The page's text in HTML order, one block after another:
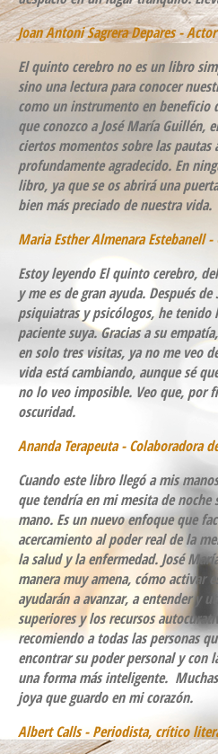
Joan Antoni Sagrera Depares - Actor
El quinto cerebro no es un libro
sino una lectura para conocer
como un instrumento en beneficio
que conozco a José María Guillén,
ciertos momentos sobre las
profundamente agradecido. En
libro, ya que se os abrirá una
bien más preciado de nuestra vida.
Maria Esther Almenara Estebanell -
Estoy leyendo El quinto cerebro,
y me es de gran ayuda. Después
psiquiatras y psicólogos, he tenido
paciente suya. Gracias a su
en solo tres visitas, ya no me veo
vida está cambiando, aunque sé
no lo veo imposible. Veo que, por
oscuridad.
Ananda Terapeuta - Colaboradora
Cuando este libro llegó a mis
que tendría en mi mesita de noche
mano. Es un nuevo enfoque que
acercamiento al poder real de la
la salud y la enfermedad. José
manera muy amena, cómo activar
ayudarán a avanzar, a entender y
superiores y los recursos
recomiendo a todas las personas
encontrar su poder personal y con
una forma más inteligente.
joya que guardo en mi corazón.
Albert Calls - Periodista, crítico